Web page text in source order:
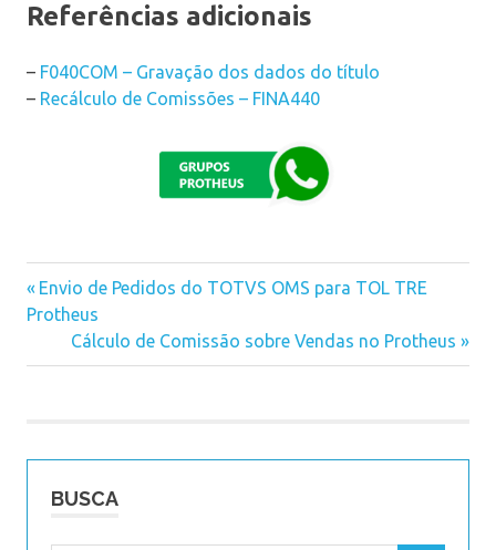
Referências adicionais
– F040COM – Gravação dos dados do título
– Recálculo de Comissões – FINA440
Navegação
Previous
Post:
Envio de Pedidos do TOTVS OMS para TOL TRE
Protheus
Next
Post:
Cálculo de Comissão sobre Vendas no Protheus
BUSCA